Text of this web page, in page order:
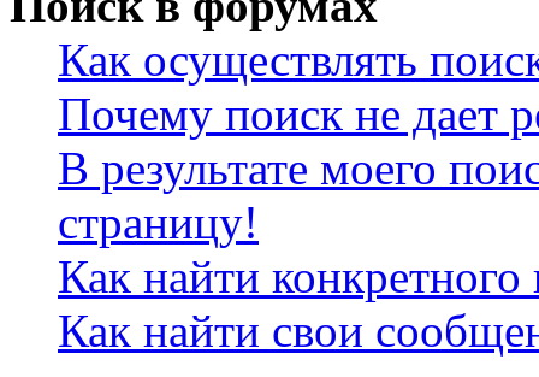
Как осуществлять
Почему поиск не дает
В результате моего
страницу!
Как найти конкретного
Как найти свои